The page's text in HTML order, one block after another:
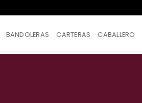
BANDOLERAS CARTERAS CABALLERO